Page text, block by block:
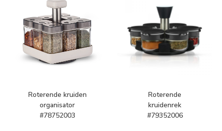
Roterende kruiden
organisator
#78752003
Roterende
kruidenrek
#79352006